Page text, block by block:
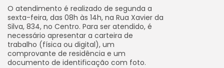
O atendimento é realizado de segunda a
sexta-feira, das 08h às 14h, na Rua Xavier da
Silva, 834, no Centro. Para ser atendido, é
necessário apresentar a carteira de
trabalho (física ou digital), um
comprovante de residência e um
documento de identificação com foto.